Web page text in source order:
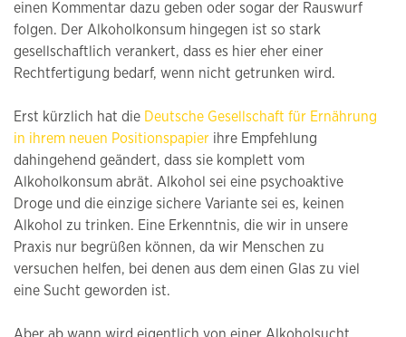
einen Kommentar dazu geben oder sogar der Rauswurf
folgen. Der Alkoholkonsum hingegen ist so stark
gesellschaftlich verankert, dass es hier eher einer
Rechtfertigung bedarf, wenn nicht getrunken wird.
Erst kürzlich hat die Deutsche Gesellschaft für Ernährung
in ihrem neuen Positionspapier ihre Empfehlung
dahingehend geändert, dass sie komplett vom
Alkoholkonsum abrät. Alkohol sei eine psychoaktive
Droge und die einzige sichere Variante sei es, keinen
Alkohol zu trinken. Eine Erkenntnis, die wir in unsere
Praxis nur begrüßen können, da wir Menschen zu
versuchen helfen, bei denen aus dem einen Glas zu viel
eine Sucht geworden ist.